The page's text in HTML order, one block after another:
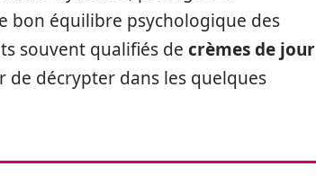
bon équilibre psychologique des
souvent qualifiés de crèmes de jour
de décrypter dans les quelques